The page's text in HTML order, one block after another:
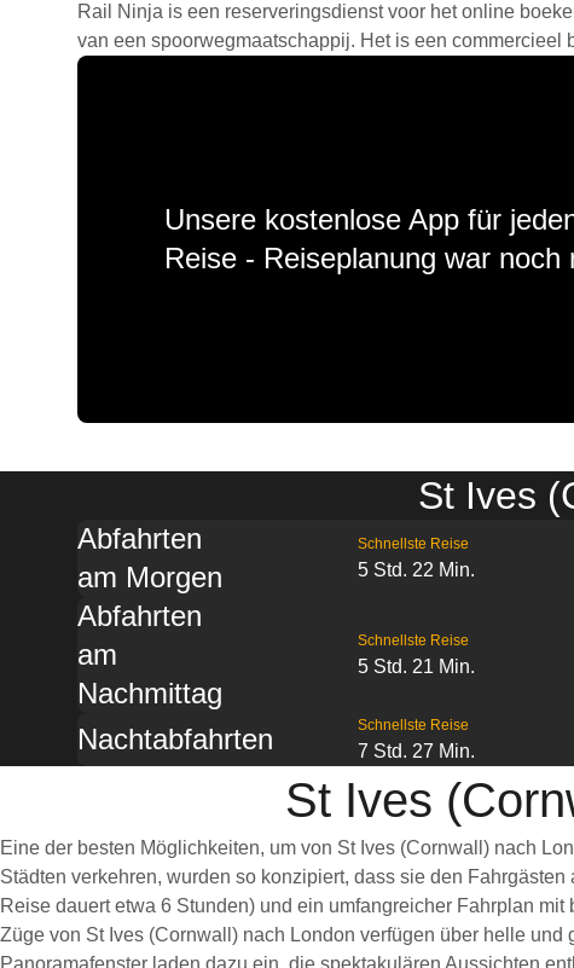
Rail Ninja is een reserveringsdienst voor het online
van een spoorwegmaatschappij. Het is een
Unsere kostenlose App für
Reise - Reiseplanung war noch
St Ives
Abfahrten
am Morgen
Schnellste Reise
5 Std. 22 Min.
Abfahrten
am
Nachmittag
Schnellste Reise
5 Std. 21 Min.
Nachtabfahrten Schnellste Reise
7 Std. 27 Min.
St Ives
Eine der besten Möglichkeiten, um von St Ives (Cornwall) nach
Städten verkehren, wurden so konzipiert, dass sie den
Reise dauert etwa 6 Stunden) und ein umfangreicher Fahrplan
Züge von St Ives (Cornwall) nach London verfügen über helle
Panoramafenster laden dazu ein, die spektakulären Aussichten